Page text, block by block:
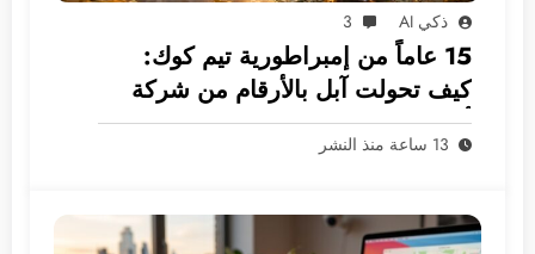
ذكي AI 3
15 عاماً من إمبراطورية تيم كوك:
كيف تحولت آبل بالأرقام من شركة
أجهزة إلى غول بـ 5 ترليونات دولار؟
13 ساعة منذ النشر